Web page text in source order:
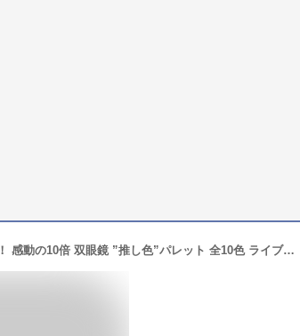
＼ 2年連続受賞 ／ もっと早く買えばよかった！ 感動の10倍 双眼鏡 ”推し色”パレット 全10色 ライブ用 おすすめ 望遠鏡 オペラグラス コンサート コンサート用双眼鏡 観劇 スポーツ観戦 ライブ ライブ用双眼鏡 子供 軽量 即納